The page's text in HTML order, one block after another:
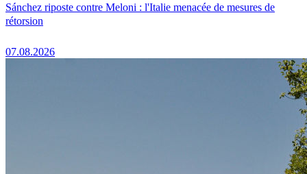
Sánchez riposte contre Meloni : l'Italie menacée de mesures de
rétorsion
07.08.2026